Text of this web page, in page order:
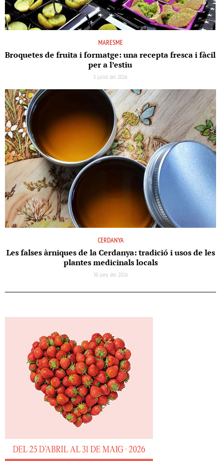
MARESME
Broquetes de fruita i formatge: una recepta fresca i fàcil
per a l’estiu
3 juliol del 2026
CERDANYA
Les falses àrniques de la Cerdanya: tradició i usos de les
plantes medicinals locals
30 juny del 2026